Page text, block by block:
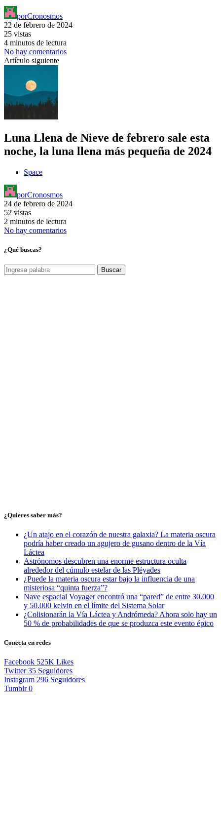
porCronosmos
22 de febrero de 2024
25 vistas
4 minutos de lectura
No hay comentarios
Artículo siguiente
Luna Llena de Nieve de febrero sale esta
noche, la luna llena más pequeña de 2024
Space
porCronosmos
24 de febrero de 2024
52 vistas
2 minutos de lectura
No hay comentarios
¿Qué buscas?
Buscar
¿Quieres saber más?
¿Un atajo en el corazón de nuestra galaxia? La materia oscura
podría haber creado un agujero de gusano dentro de la Vía
Láctea
Astrónomos descubren una enorme estructura oculta
alrededor del cúmulo estelar de las Pléyades
¿Puede la materia oscura estar bajo la influencia de una
misteriosa “quinta fuerza”?
Nave espacial Voyager encontró una “pared” de entre 30.000
y 50.000 kelvin en el límite del Sistema Solar
¿Colisionarán la Vía Láctea y Andrómeda? Ahora solo hay un
50 % de probabilidades de que se produzca este evento épico
Conecta en redes
Facebook 525K Likes
Twitter 35 Seguidores
Instagram 296 Seguidores
Tumblr 0